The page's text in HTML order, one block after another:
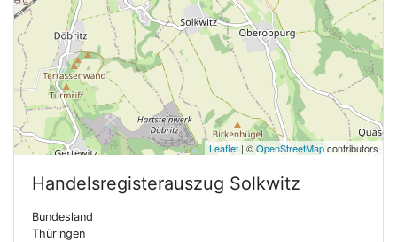
Leaflet | ©OpenStreetMapcontributors
Handelsregisterauszug Solkwitz
Bundesland
Thüringen